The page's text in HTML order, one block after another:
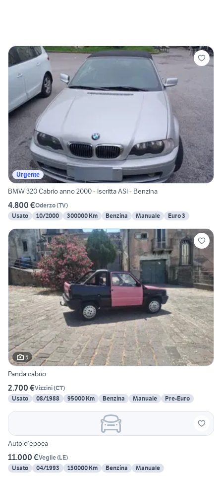
Urgente
BMW 320 Cabrio anno 2000 - Iscritta ASI - Benzina
4.800 €Oderzo(TV)
Usato
10/2000 300000 Km Benzina Manuale Euro 3
5
Panda cabrio
2.700 €Vizzini(CT)
Usato
08/1988 95000 Km Benzina Manuale Pre-Euro
Auto d’epoca
11.000 €Veglie(LE)
Usato
04/1993 150000 Km Benzina Manuale